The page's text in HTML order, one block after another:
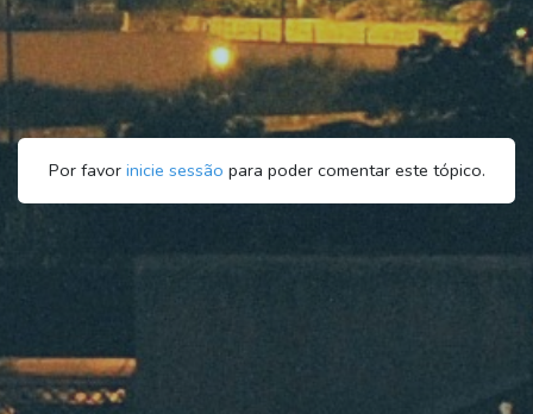
Por favor inicie sessão para poder comentar este tópico.